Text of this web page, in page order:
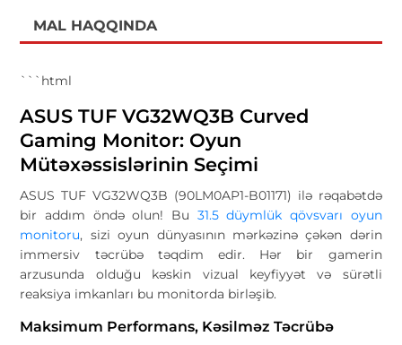
MAL HAQQINDA
```html
ASUS TUF VG32WQ3B Curved
Gaming Monitor: Oyun
Mütəxəssislərinin Seçimi
ASUS TUF VG32WQ3B (90LM0AP1-B01171) ilə rəqabətdə
bir addım öndə olun! Bu 31.5 düymlük qövsvarı oyun
monitoru, sizi oyun dünyasının mərkəzinə çəkən dərin
immersiv təcrübə təqdim edir. Hər bir gamerin
arzusunda olduğu kəskin vizual keyfiyyət və sürətli
reaksiya imkanları bu monitorda birləşib.
Maksimum Performans, Kəsilməz Təcrübə